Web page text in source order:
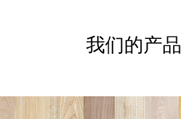
我们的产品